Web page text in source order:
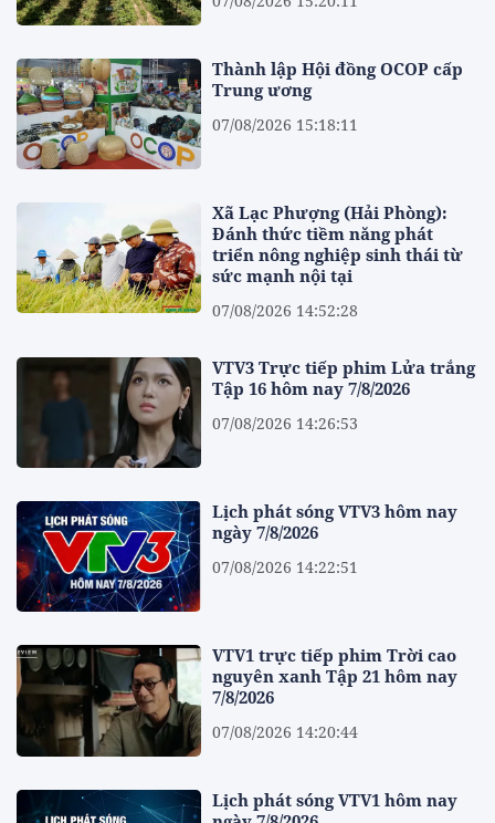
Thành lập Hội đồng OCOP cấp
Trung ương
07/08/2026 15:18:11
Xã Lạc Phượng (Hải Phòng):
Đánh thức tiềm năng phát
triển nông nghiệp sinh thái từ
sức mạnh nội tại
07/08/2026 14:52:28
VTV3 Trực tiếp phim Lửa trắng
Tập 16 hôm nay 7/8/2026
07/08/2026 14:26:53
Lịch phát sóng VTV3 hôm nay
ngày 7/8/2026
07/08/2026 14:22:51
VTV1 trực tiếp phim Trời cao
nguyên xanh Tập 21 hôm nay
7/8/2026
07/08/2026 14:20:44
Lịch phát sóng VTV1 hôm nay